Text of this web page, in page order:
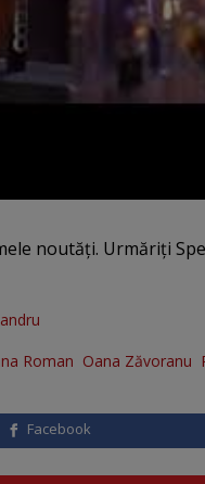
noutăți. Urmăriți
Roman Oana Zăvoranu
Facebook